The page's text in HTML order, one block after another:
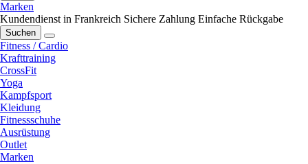
Marken
Kundendienst in Frankreich Sichere Zahlung Einfache Rückgabe
Suchen
Fitness / Cardio
Krafttraining
CrossFit
Yoga
Kampfsport
Kleidung
Fitnessschuhe
Ausrüstung
Outlet
Marken